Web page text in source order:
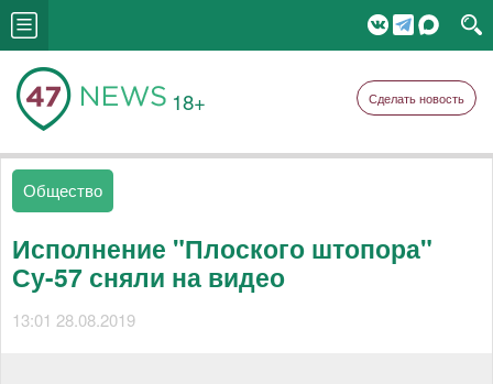
18+ Сделать новость
Общество
Исполнение "Плоского штопора"
Су-57 сняли на видео
13:01 28.08.2019